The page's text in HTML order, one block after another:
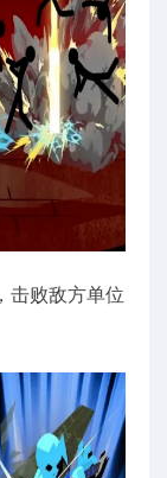
击败敌方单位